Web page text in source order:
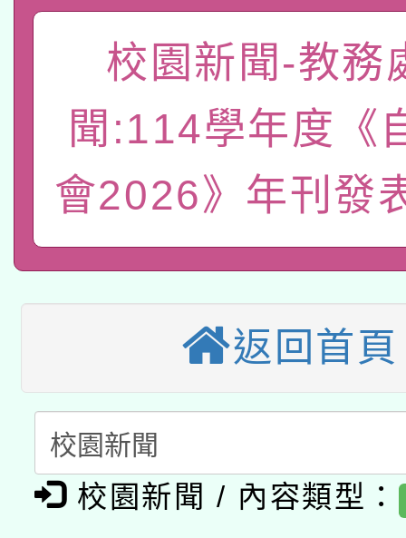
礎課程
A3數位素養講師名單
「數位內容與教學軟
pilot」
有關大陸委員會函釋公
薪期間赴陸應申請許可
轉知經濟部水利署委託
業技術研究院辦理「
用水績優單位及節水達
動」
115年8月22日(星期六
桃園市孔廟祈福系列
本校115學年度第2次
招甄選結果公告(無人
適應運動共學行動站研
本館辦理115年度閱讀
暨閱讀推動專業研習
科技賦能─人工智慧
礎課程
A3數位素養講師名單
「數位內容與教學軟
校園新聞-教務
聞:114學年度《
會2026》年刊發
返回首頁
校園新聞 / 內容類型：